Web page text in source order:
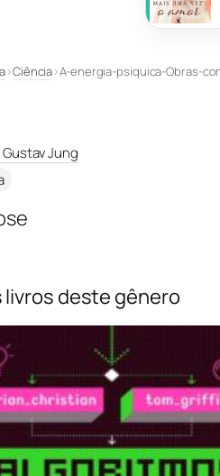
›Ciência›A-energia-psiquica-Obras-
Gustav Jung
livros deste gênero